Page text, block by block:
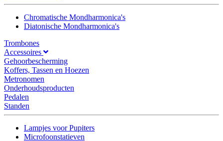
Chromatische Mondharmonica's
Diatonische Mondharmonica's
Trombones
Accessoires
Gehoorbescherming
Koffers, Tassen en Hoezen
Metronomen
Onderhoudsproducten
Pedalen
Standen
Lampjes voor Pupiters
Microfoonstatieven